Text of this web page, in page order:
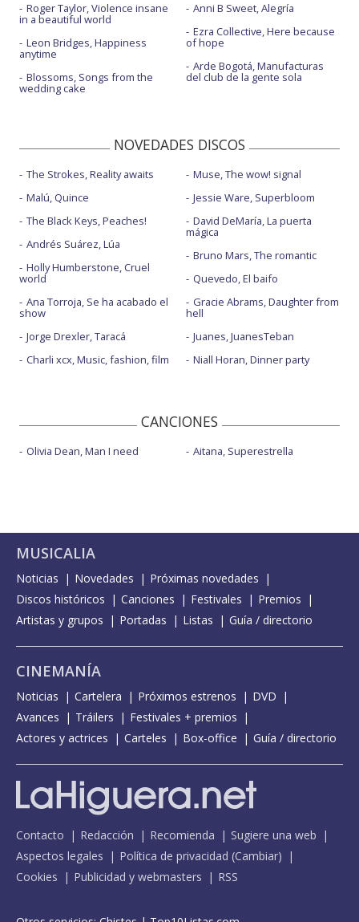
Roger Taylor, Violence insane
in a beautiful world
Leon Bridges, Happiness
anytime
Blossoms, Songs from the
wedding cake
Anni B Sweet, Alegría
Ezra Collective, Here because
of hope
Arde Bogotá, Manufacturas
del club de la gente sola
NOVEDADES DISCOS
The Strokes, Reality awaits
Malú, Quince
The Black Keys, Peaches!
Andrés Suárez, Lúa
Holly Humberstone, Cruel
world
Ana Torroja, Se ha acabado el
show
Jorge Drexler, Taracá
Charli xcx, Music, fashion, film
Muse, The wow! signal
Jessie Ware, Superbloom
David DeMaría, La puerta
mágica
Bruno Mars, The romantic
Quevedo, El baifo
Gracie Abrams, Daughter from
hell
Juanes, JuanesTeban
Niall Horan, Dinner party
CANCIONES
Olivia Dean, Man I need Aitana, Superestrella
MUSICALIA
Noticias Novedades
Próximas novedades
Discos históricos
Canciones Festivales
Premios
Artistas y grupos
Portadas Listas Guía / directorio
CINEMANÍA
Noticias Cartelera Próximos estrenos
DVD
Avances
Tráilers
Festivales + premios
Actores y actrices
Carteles Box-office Guía / directorio
Contacto Redacción Recomienda
Sugiere una web
Aspectos legales
Política de privacidad (Cambiar)
Cookies
Publicidad y webmasters RSS